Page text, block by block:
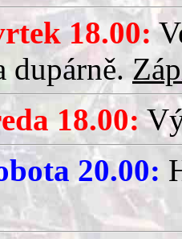
18.00:
dupárně.
18.00:
20.00: